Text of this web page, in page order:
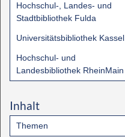
Hochschul-, Landes- und
Stadtbibliothek Fulda
Universitätsbibliothek Kassel
Hochschul- und
Landesbibliothek RheinMain
Inhalt
Themen